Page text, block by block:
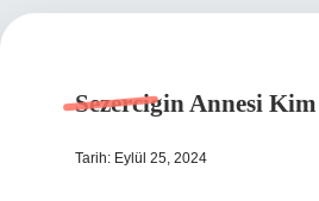
Sezercigin Annesi Kim
Tarih: Eylül 25, 2024